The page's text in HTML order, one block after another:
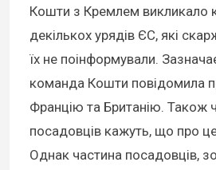
Кошти з Кремлем викликало
декількох урядів ЄС, які
їх не поінформували.
команда Кошти повідомила
Францію та Британію. Також
посадовців кажуть, що про це
Однак частина посадовців,